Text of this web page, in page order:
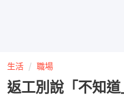
生活 職場
返工別說「不知